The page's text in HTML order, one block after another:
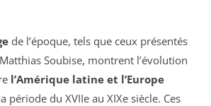
de l’époque, tels que ceux présentés
Soubise, montrent l’évolution
l’Amérique latine et l’Europe
du XVIIe au XIXe siècle. Ces